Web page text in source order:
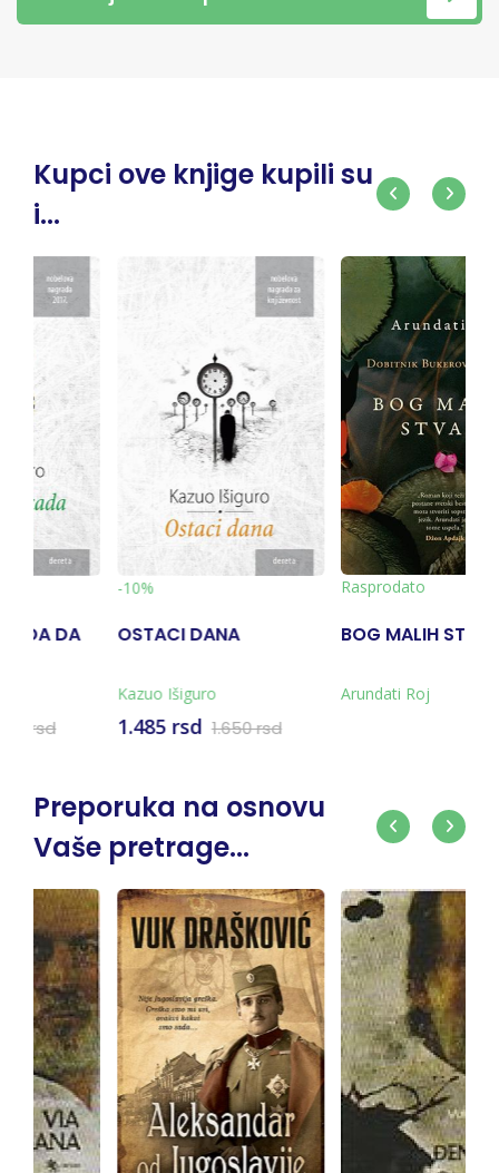
Kupci ove knjige kupili su
i...
rsd
Rasprodato
BOG MALIH STVARI
Arundati Roj
-10%
VINČA ZNAMENJE
Ivan Drajzl
Preporuka na osnovu
Vaše pretrage...